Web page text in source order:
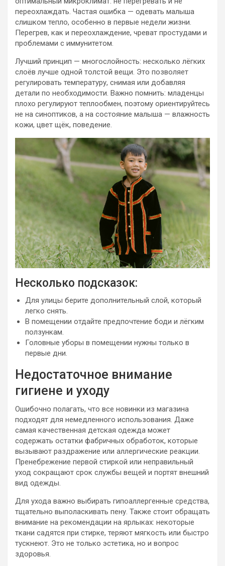
переохлаждать. Частая ошибка — одевать малыша
слишком тепло, особенно в первые недели жизни.
Перегрев, как и переохлаждение, чреват простудами и
проблемами с иммунитетом.
Лучший принцип — многослойность: несколько лёгких
слоёв лучше одной толстой вещи. Это позволяет
регулировать температуру, снимая или добавляя
детали по необходимости. Важно помнить: младенцы
плохо регулируют теплообмен, поэтому ориентируйтесь
не на синоптиков, а на состояние малыша — влажность
кожи, цвет щёк, поведение.
Несколько подсказок:
Для улицы берите дополнительный слой, который
легко снять.
В помещении отдайте предпочтение боди и лёгким
ползункам.
Головные уборы в помещении нужны только в
первые дни.
Недостаточное внимание
гигиене и уходу
Ошибочно полагать, что все новинки из магазина
подходят для немедленного использования. Даже
самая качественная детская одежда может
содержать остатки фабричных обработок, которые
вызывают раздражение или аллергические реакции.
Пренебрежение первой стиркой или неправильный
уход сокращают срок службы вещей и портят внешний
вид одежды.
Для ухода важно выбирать гипоаллергенные средства,
тщательно выполаскивать пену. Также стоит обращать
внимание на рекомендации на ярлыках: некоторые
ткани садятся при стирке, теряют мягкость или быстро
тускнеют. Это не только эстетика, но и вопрос
здоровья.